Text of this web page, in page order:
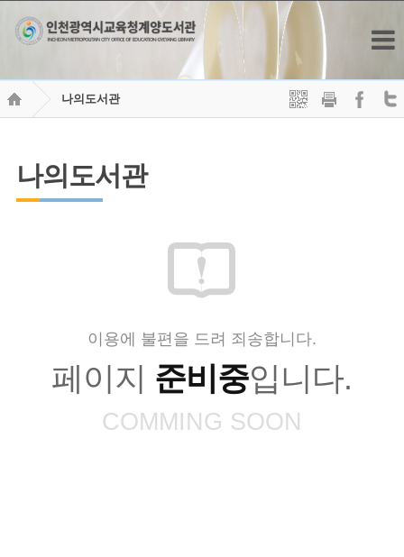
나의도서관
나의도서관
이용에 불편을 드려 죄송합니다.
페이지 준비중입니다.
COMMING SOON